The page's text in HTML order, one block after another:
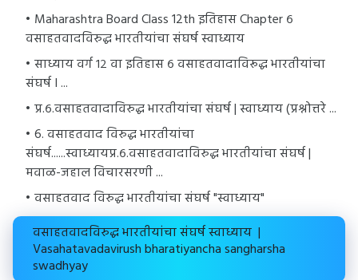
Maharashtra Board Class 12th इतिहास Chapter ६
वसाहतवादविरुद्ध भारतीयांचा संघर्ष स्वाध्याय
साध्याय वर्ग १२ वा इतिहास ६ वसाहतवादाविरूद्ध भारतीयांचा
संघर्ष I ...
प्र.६.वसाहतवादाविरुद्ध भारतीयांचा संघर्ष | स्वाध्याय (प्रश्नोत्तरे ...
6. वसाहतवाद विरुद्ध भारतीयांचा
संघर्ष......स्वाध्यायप्र.६.वसाहतवादाविरुद्ध भारतीयांचा संघर्ष |
मवाळ-जहाल विचारसरणी ...
वसाहतवाद विरुद्ध भारतीयांचा संघर्ष "स्वाध्याय"
वसाहतवादविरुद्ध भारतीयांचा संघर्ष स्वाध्याय |
Vasahatavadavirush bharatiyancha sangharsha
swadhyay